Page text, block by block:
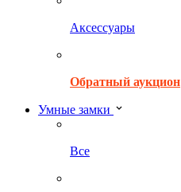
Аксессуары
Обратный аукцион
Умные замки
Все